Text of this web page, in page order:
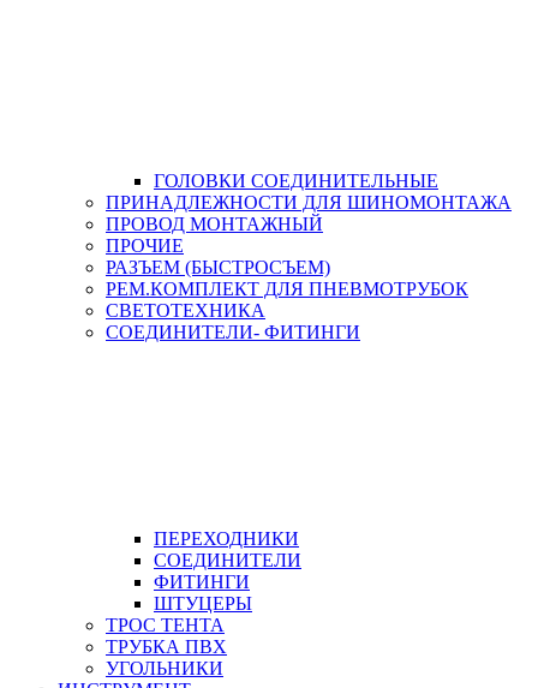
ГОЛОВКИ СОЕДИНИТЕЛЬНЫЕ
ПРИНАДЛЕЖНОСТИ ДЛЯ ШИНОМОНТАЖА
ПРОВОД МОНТАЖНЫЙ
ПРОЧИЕ
РАЗЪЕМ (БЫСТРОСЪЕМ)
РЕМ.КОМПЛЕКТ ДЛЯ ПНЕВМОТРУБОК
СВЕТОТЕХНИКА
СОЕДИНИТЕЛИ- ФИТИНГИ
ПЕРЕХОДНИКИ
СОЕДИНИТЕЛИ
ФИТИНГИ
ШТУЦЕРЫ
ТРОС ТЕНТА
ТРУБКА ПВХ
УГОЛЬНИКИ